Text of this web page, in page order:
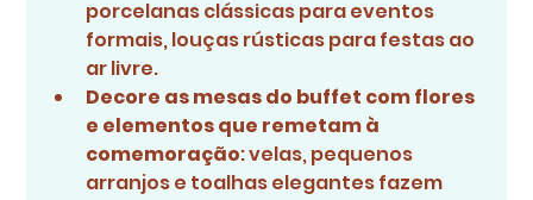
porcelanas clássicas para eventos
formais, louças rústicas para festas ao
ar livre.
Decore as mesas do buffet com flores
e elementos que remetam à
comemoração: velas, pequenos
arranjos e toalhas elegantes fazem